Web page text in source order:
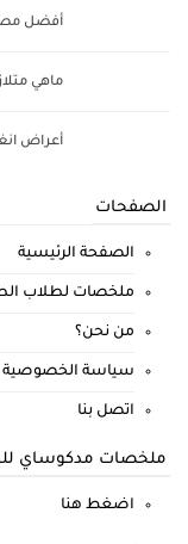
أفضل
ماهي
أعراض
الصفحات
الصفحة الرئيسية
ملخصات لطلاب
من نحن؟
سياسة الخصوصية
اتصل بنا
ملخصات مدكوساي
اضغط هنا